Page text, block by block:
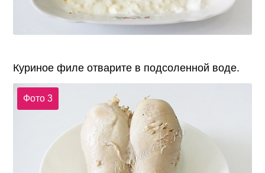
Куриное филе отварите в подсоленной воде.
Фото 3